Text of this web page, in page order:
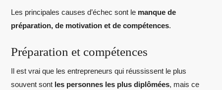
Les principales causes d’échec sont le manque de
préparation, de motivation et de compétences.
Préparation et compétences
Il est vrai que les entrepreneurs qui réussissent le plus
souvent sont les personnes les plus diplômées, mais ce